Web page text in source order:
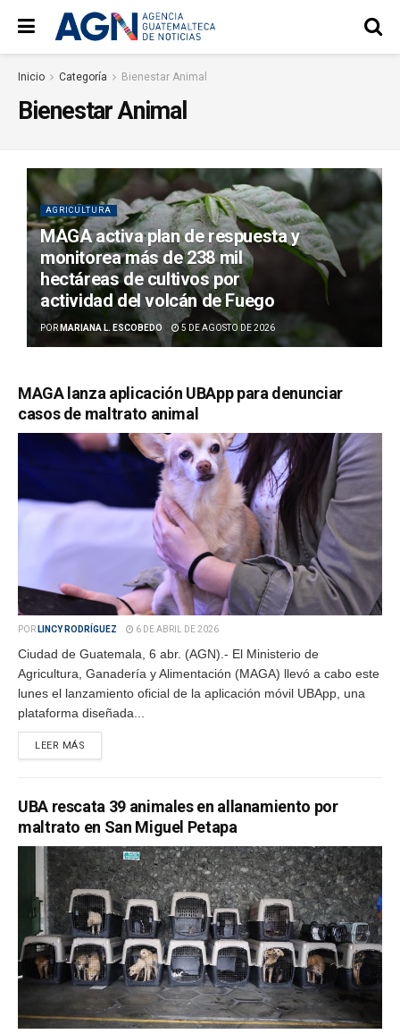
Inicio Categoría Bienestar Animal
Bienestar Animal
AGRICULTURA
MAGA activa plan de respuesta y
monitorea más de 238 mil
hectáreas de cultivos por
actividad del volcán de Fuego
POR MARIANA L. ESCOBEDO 5 DE AGOSTO DE 2026
MAGA lanza aplicación UBApp para denunciar
casos de maltrato animal
POR LINCY RODRÍGUEZ 6 DE ABRIL DE 2026
Ciudad de Guatemala, 6 abr. (AGN).- El Ministerio de
Agricultura, Ganadería y Alimentación (MAGA) llevó a cabo este
lunes el lanzamiento oficial de la aplicación móvil UBApp, una
plataforma diseñada...
LEER MÁS
UBA rescata 39 animales en allanamiento por
maltrato en San Miguel Petapa